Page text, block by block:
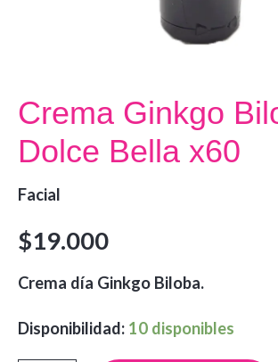
Crema Ginkgo
Dolce Bella x60
Facial
$19.000
Crema día Ginkgo Biloba.
Disponibilidad: 10 disponibles